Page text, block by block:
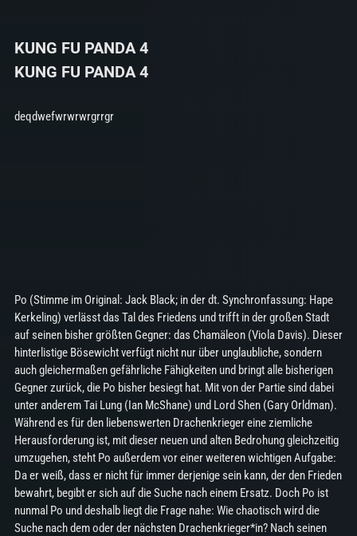
KUNG FU PANDA 4
KUNG FU PANDA 4
deqdwefwrwrwrgrrgr
Po (Stimme im Original: Jack Black; in der dt. Synchronfassung: Hape
Kerkeling) verlässt das Tal des Friedens und trifft in der großen Stadt
auf seinen bisher größten Gegner: das Chamäleon (Viola Davis). Dieser
hinterlistige Bösewicht verfügt nicht nur über unglaubliche, sondern
auch gleichermaßen gefährliche Fähigkeiten und bringt alle bisherigen
Gegner zurück, die Po bisher besiegt hat. Mit von der Partie sind dabei
unter anderem Tai Lung (Ian McShane) und Lord Shen (Gary Orldman).
Während es für den liebenswerten Drachenkrieger eine ziemliche
Herausforderung ist, mit dieser neuen und alten Bedrohung gleichzeitig
umzugehen, steht Po außerdem vor einer weiteren wichtigen Aufgabe:
Da er weiß, dass er nicht für immer derjenige sein kann, der den Frieden
bewahrt, begibt er sich auf die Suche nach einem Ersatz. Doch Po ist
nunmal Po und deshalb liegt die Frage nahe: Wie chaotisch wird die
Suche nach dem oder der nächsten Drachenkrieger*in? Nach seinen